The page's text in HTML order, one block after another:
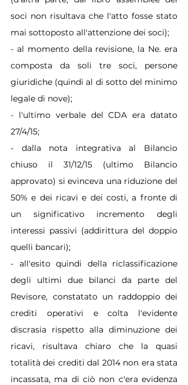
soci non risultava che l'atto fosse stato
mai sottoposto all'attenzione dei soci);
- al momento della revisione, la Ne. era
composta da soli tre soci, persone
giuridiche (quindi al di sotto del minimo
legale di nove);
- l'ultimo verbale del CDA era datato
27/4/15;
- dalla nota integrativa al Bilancio
chiuso il 31/12/15 (ultimo Bilancio
approvato) si evinceva una riduzione del
50% e dei ricavi e dei costi, a fronte di
un significativo incremento degli
interessi passivi (addirittura del doppio
quelli bancari);
- all'esito quindi della riclassificazione
degli ultimi due bilanci da parte del
Revisore, constatato un raddoppio dei
crediti operativi e colta l'evidente
discrasia rispetto alla diminuzione dei
ricavi, risultava chiaro che la quasi
totalità dei crediti dal 2014 non era stata
incassata, ma di ciò non c'era evidenza